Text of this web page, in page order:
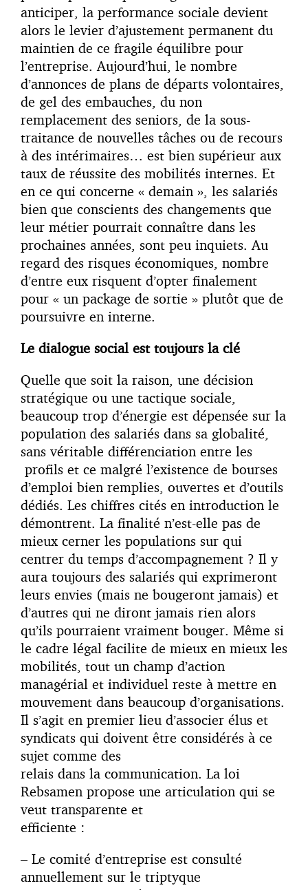
anticiper, la performance sociale devient
alors le levier d’ajustement permanent du
maintien de ce fragile équilibre pour
l’entreprise. Aujourd’hui, le nombre
d’annonces de plans de départs volontaires,
de gel des embauches, du non
remplacement des seniors, de la sous-
traitance de nouvelles tâches ou de recours
à des intérimaires… est bien supérieur aux
taux de réussite des mobilités internes. Et
en ce qui concerne « demain », les salariés
bien que conscients des changements que
leur métier pourrait connaître dans les
prochaines années, sont peu inquiets. Au
regard des risques économiques, nombre
d’entre eux risquent d’opter finalement
pour « un package de sortie » plutôt que de
poursuivre en interne.
Le dialogue social est toujours la clé
Quelle que soit la raison, une décision
stratégique ou une tactique sociale,
beaucoup trop d’énergie est dépensée sur la
population des salariés dans sa globalité,
sans véritable différenciation entre les
profils et ce malgré l’existence de bourses
d’emploi bien remplies, ouvertes et d’outils
dédiés. Les chiffres cités en introduction le
démontrent. La finalité n’est-elle pas de
mieux cerner les populations sur qui
centrer du temps d’accompagnement ? Il y
aura toujours des salariés qui exprimeront
leurs envies (mais ne bougeront jamais) et
d’autres qui ne diront jamais rien alors
qu’ils pourraient vraiment bouger. Même si
le cadre légal facilite de mieux en mieux les
mobilités, tout un champ d’action
managérial et individuel reste à mettre en
mouvement dans beaucoup d’organisations.
Il s’agit en premier lieu d’associer élus et
syndicats qui doivent être considérés à ce
sujet comme des
relais dans la communication. La loi
Rebsamen propose une articulation qui se
veut transparente et
efficiente :
– Le comité d’entreprise est consulté
annuellement sur le triptyque